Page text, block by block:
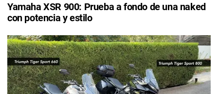
Yamaha XSR 900: Prueba a fondo de una naked
con potencia y estilo